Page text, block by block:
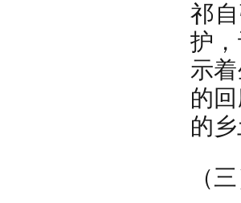
祁
护
示
的
的
（